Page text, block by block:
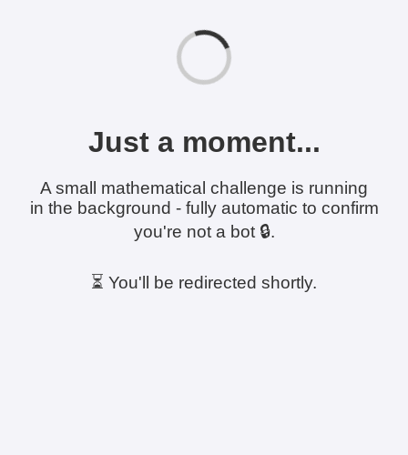
Just a moment...
A small mathematical challenge is running
in the background - fully automatic to confirm
you're not a bot 🔒.
⏳ You'll be redirected shortly.